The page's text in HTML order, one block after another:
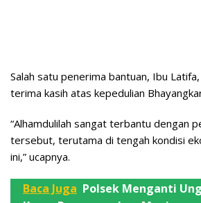
Salah satu penerima bantuan, Ibu
terima kasih atas kepedulian
“Alhamdulilah sangat terbantu dengan
tersebut, terutama di tengah kondisi
ini,” ucapnya.
Baca Juga Polsek Menganti